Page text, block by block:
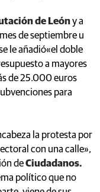
de Leóny a
de septiembre u
le añadió«el doble
a mayores
de 25.000 euros
para
la protesta por
con una calle»,
deCiudadanos.
político que no